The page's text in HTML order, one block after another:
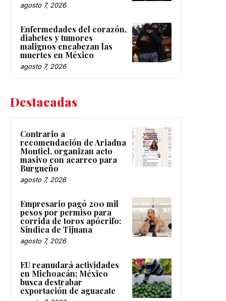
agosto 7, 2026
Enfermedades del corazón,
diabetes y tumores
malignos encabezan las
muertes en México
agosto 7, 2026
Destacadas
Contrario a
recomendación de Ariadna
Montiel, organizan acto
masivo con acarreo para
Burgueño
agosto 7, 2026
Empresario pagó 200 mil
pesos por permiso para
corrida de toros apócrifo:
Sindica de Tijuana
agosto 7, 2026
EU reanudará actividades
en Michoacán; México
busca destrabar
exportación de aguacate